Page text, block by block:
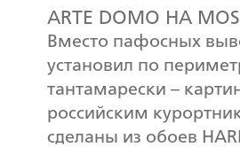
ARTE DOMO НА
Вместо пафосных
установил по
тантамарески –
российским
сделаны из обоев